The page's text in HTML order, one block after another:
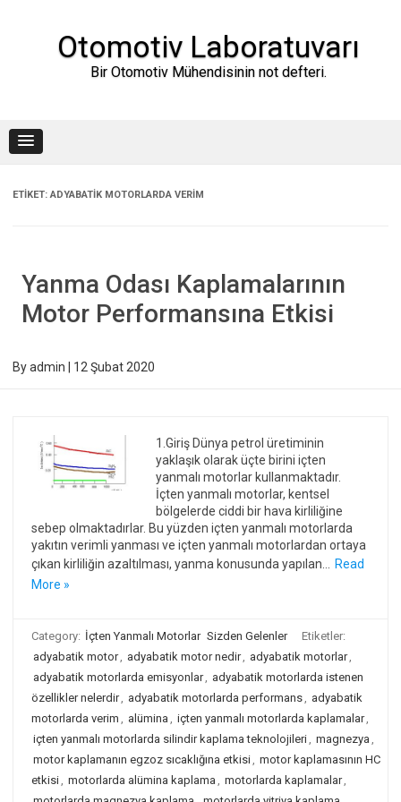
Otomotiv Laboratuvarı
Bir Otomotiv Mühendisinin not defteri.
ETIKET:ADYABATIK MOTORLARDA VERIM
Yanma Odası Kaplamalarının
Motor Performansına Etkisi
Byadmin 12 Şubat 2020
1.Giriş Dünya petrol üretiminin
yaklaşık olarak üçte birini içten
yanmalı motorlar kullanmaktadır.
İçten yanmalı motorlar, kentsel
bölgelerde ciddi bir hava kirliliğine
sebep olmaktadırlar. Bu yüzden içten yanmalı motorlarda
yakıtın verimli yanması ve içten yanmalı motorlardan ortaya
çıkan kirliliğin azaltılması, yanma konusunda yapılan…
Read
More »
Category: İçten Yanmalı Motorlar Sizden Gelenler
Etiketler:
adyabatik motor, adyabatik motor nedir, adyabatik motorlar,
adyabatik motorlarda emisyonlar, adyabatik motorlarda istenen
özellikler nelerdir, adyabatik motorlarda performans, adyabatik
motorlarda verim , alümina , içten yanmalı motorlarda kaplamalar,
içten yanmalı motorlarda silindir kaplama teknolojileri, magnezya ,
motor kaplamanın egzoz sıcaklığına etkisi, motor kaplamasının HC
etkisi, motorlarda alümina kaplama , motorlarda kaplamalar,